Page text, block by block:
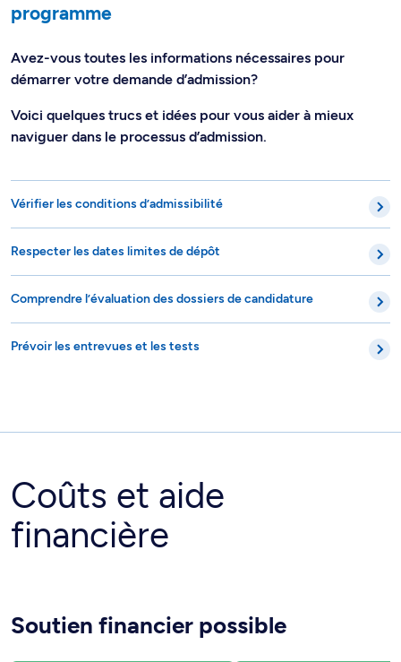
programme
Avez-vous toutes les informations nécessaires pour
démarrer votre demande d’admission?
Voici quelques trucs et idées pour vous aider à mieux
naviguer dans le processus d’admission.
Vérifier les conditions d’admissibilité
Respecter les dates limites de dépôt
Comprendre l’évaluation des dossiers de candidature
Prévoir les entrevues et les tests
Coûts et aide
financière
Soutien financier possible